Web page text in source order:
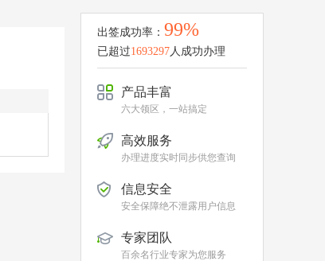
出签成功率： 99%
已超过1693297人成功办理
产品丰富
六大领区，一站搞定
高效服务
办理进度实时同步供您查询
信息安全
安全保障绝不泄露用户信息
专家团队
百余名行业专家为您服务